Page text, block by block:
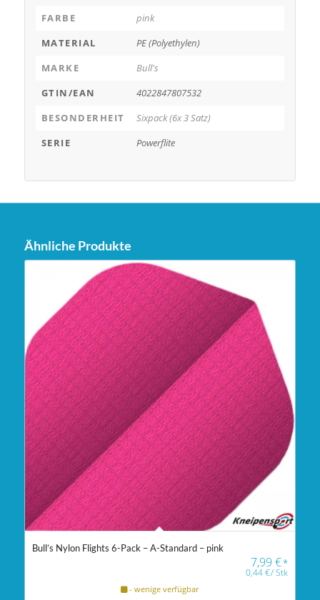
FARBE
pink
MATERIAL
PE (Polyethylen)
MARKE
Bull's
GTIN/EAN
4022847807532
BESONDERHEIT
Sixpack (6x 3 Satz)
SERIE
Powerflite
Ähnliche Produkte
Bull’s Nylon Flights 6-Pack – A-Standard – pink
7,99€*
0,44€/Stk
- wenige verfügbar